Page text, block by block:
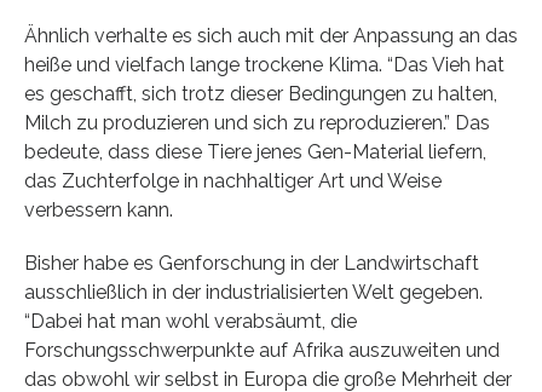
Ähnlich verhalte es sich auch mit der Anpassung an das
heiße und vielfach lange trockene Klima. “Das Vieh hat
es geschafft, sich trotz dieser Bedingungen zu halten,
Milch zu produzieren und sich zu reproduzieren.” Das
bedeute, dass diese Tiere jenes Gen-Material liefern,
das Zuchterfolge in nachhaltiger Art und Weise
verbessern kann.
Bisher habe es Genforschung in der Landwirtschaft
ausschließlich in der industrialisierten Welt gegeben.
“Dabei hat man wohl verabsäumt, die
Forschungsschwerpunkte auf Afrika auszuweiten und
das obwohl wir selbst in Europa die große Mehrheit der